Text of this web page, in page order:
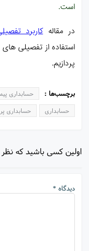
است.
در مقالهکاربرد
استفاده از تفصیلی
پردازیم.
برچسب‌ها : حسابداری
حسابداری
حسابداری
اولین کسی باشید که
دیدگاه *